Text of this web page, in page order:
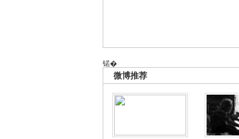
锘�
微博推荐